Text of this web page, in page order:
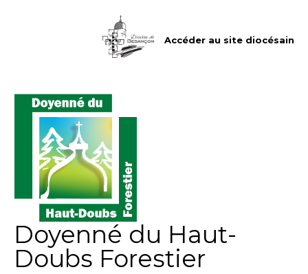
Accéder au site diocésain
Doyenné du Haut-
Doubs Forestier